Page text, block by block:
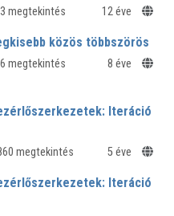
megtekintés 12 éve
közös többszörös
megtekintés 8 éve
Iteráció
megtekintés 5 éve
Iteráció